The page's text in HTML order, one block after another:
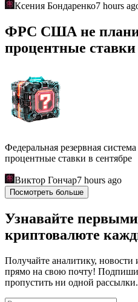
Ксения Бондаренко7 hours
ФРС США не
процентные ставки
Федеральная резервная
процентные ставки в сентябре
Виктор Гончар7 hours ago
Посмотреть больше
Узнавайте
криптовалюте
Получайте аналитику,
прямо на свою почту!
пропустить ни одной рассылки.